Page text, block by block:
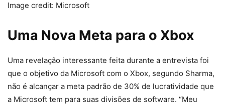
Image credit: Microsoft
Uma Nova Meta para o Xbox
Uma revelação interessante feita durante a entrevista foi
que o objetivo da Microsoft com o Xbox, segundo Sharma,
não é alcançar a meta padrão de 30% de lucratividade que
a Microsoft tem para suas divisões de software. “Meu